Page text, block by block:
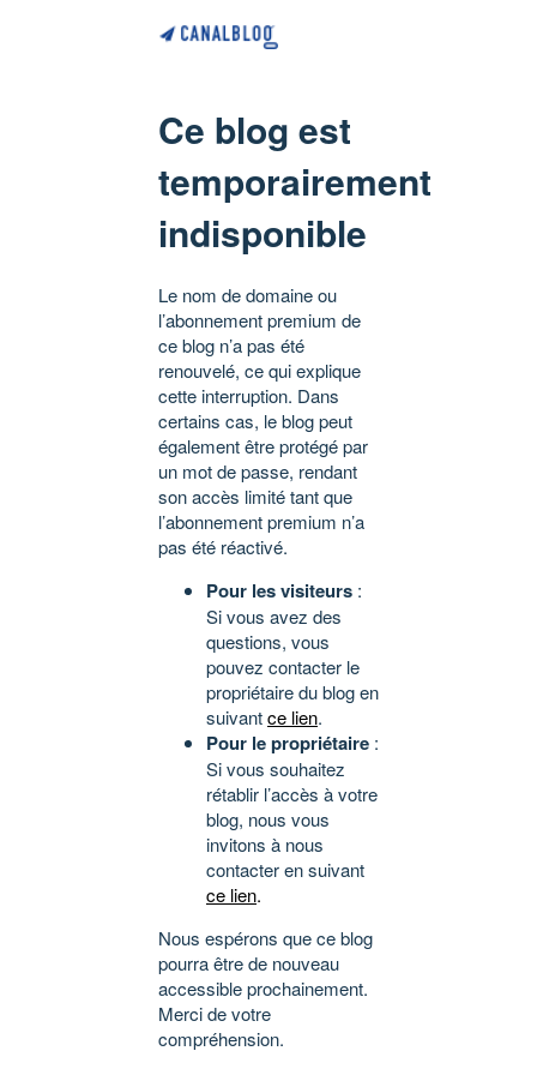
Ce blog est
temporairement
indisponible
Le nom de domaine ou
l’abonnement premium de
ce blog n’a pas été
renouvelé, ce qui explique
cette interruption. Dans
certains cas, le blog peut
également être protégé par
un mot de passe, rendant
son accès limité tant que
l’abonnement premium n’a
pas été réactivé.
Pour les visiteurs :
Si vous avez des
questions, vous
pouvez contacter le
propriétaire du blog en
suivantce lien.
Pour le propriétaire :
Si vous souhaitez
rétablir l’accès à votre
blog, nous vous
invitons à nous
contacter en suivant
ce lien.
Nous espérons que ce blog
pourra être de nouveau
accessible prochainement.
Merci de votre
compréhension.